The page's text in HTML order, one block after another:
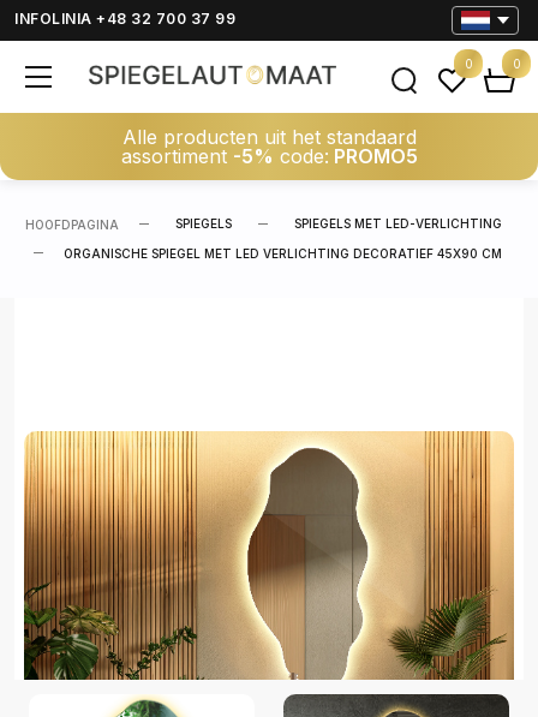
INFOLINIA +48 32 700 37 99
Alle producten uit het standaard
assortiment -5% code: PROMO5
0 0
HOOFDPAGINA SPIEGELS SPIEGELS MET LED-VERLICHTING
ORGANISCHE SPIEGEL MET LED VERLICHTING DECORATIEF 45X90 CM